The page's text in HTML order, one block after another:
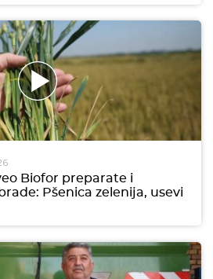
Biofor preparate i
Pšenica zelenija, usevi